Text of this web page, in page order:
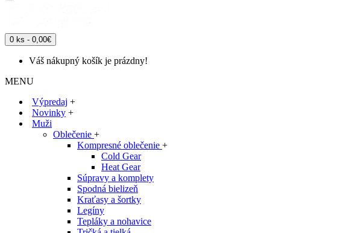
0 ks - 0,00€
Váš nákupný košík je prázdny!
MENU
Výpredaj +
Novinky +
Muži
Oblečenie +
Kompresné oblečenie +
Cold Gear
Heat Gear
Súpravy a komplety
Spodná bielizeň
Kraťasy a šortky
Legíny
Tepláky a nohavice